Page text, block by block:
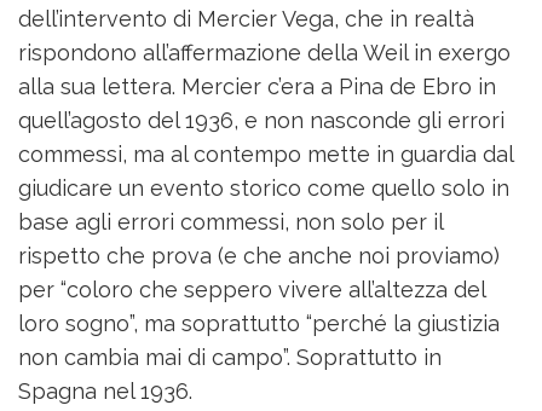
dell’intervento di Mercier Vega, che in realtà
rispondono all’affermazione della Weil in exergo
alla sua lettera. Mercier c’era a Pina de Ebro in
quell’agosto del 1936, e non nasconde gli errori
commessi, ma al contempo mette in guardia dal
giudicare un evento storico come quello solo in
base agli errori commessi, non solo per il
rispetto che prova (e che anche noi proviamo)
per “coloro che seppero vivere all’altezza del
loro sogno”, ma soprattutto “perché la giustizia
non cambia mai di campo”. Soprattutto in
Spagna nel 1936.